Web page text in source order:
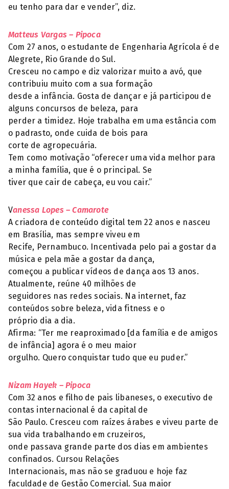
eu tenho para dar e vender”, diz.
Matteus Vargas – Pipoca
Com 27 anos, o estudante de Engenharia Agrícola é de
Alegrete, Rio Grande do Sul.
Cresceu no campo e diz valorizar muito a avó, que
contribuiu muito com a sua formação
desde a infância. Gosta de dançar e já participou de
alguns concursos de beleza, para
perder a timidez. Hoje trabalha em uma estância com
o padrasto, onde cuida de bois para
corte de agropecuária.
Tem como motivação “oferecer uma vida melhor para
a minha família, que é o principal. Se
tiver que cair de cabeça, eu vou cair.”
Vanessa Lopes – Camarote
A criadora de conteúdo digital tem 22 anos e nasceu
em Brasília, mas sempre viveu em
Recife, Pernambuco. Incentivada pelo pai a gostar da
música e pela mãe a gostar da dança,
começou a publicar vídeos de dança aos 13 anos.
Atualmente, reúne 40 milhões de
seguidores nas redes sociais. Na internet, faz
conteúdos sobre beleza, vida fitness e o
próprio dia a dia.
Afirma: “Ter me reaproximado [da família e de amigos
de infância] agora é o meu maior
orgulho. Quero conquistar tudo que eu puder.”
Nizam Hayek – Pipoca
Com 32 anos e filho de pais libaneses, o executivo de
contas internacional é da capital de
São Paulo. Cresceu com raízes árabes e viveu parte de
sua vida trabalhando em cruzeiros,
onde passava grande parte dos dias em ambientes
confinados. Cursou Relações
Internacionais, mas não se graduou e hoje faz
faculdade de Gestão Comercial. Sua maior